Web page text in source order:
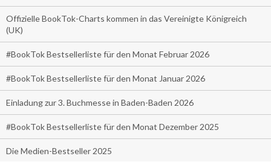
Offizielle BookTok-Charts kommen in das Vereinigte Königreich
(UK)
#BookTok Bestsellerliste für den Monat Februar 2026
#BookTok Bestsellerliste für den Monat Januar 2026
Einladung zur 3. Buchmesse in Baden-Baden 2026
#BookTok Bestsellerliste für den Monat Dezember 2025
Die Medien-Bestseller 2025